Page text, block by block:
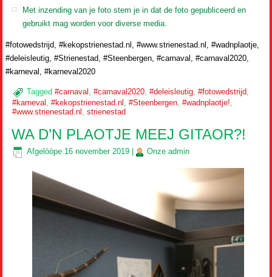
Met inzending van je foto stem je in dat de foto gepubliceerd en
gebruikt mag worden voor diverse media.
#fotowedstrijd, #kekopstrienestad.nl, #www.strienestad.nl, #wadnplaotje,
#deleisleutig, #Strienestad, #Steenbergen, #carnaval, #carnaval2020,
#karneval, #karneval2020
Tagged #carnaval ,#carnaval2020,#deleisleutig,#fotowedstrijd,
#karneval ,#kekopstrienestad.nl ,#Steenbergen ,#wadnplaotje!
#www.strienestad.nl ,strienestad
WA D’N PLAOTJE MEEJ GITAOR?!
Afgelòòpe 16 november 2019 Onze admin